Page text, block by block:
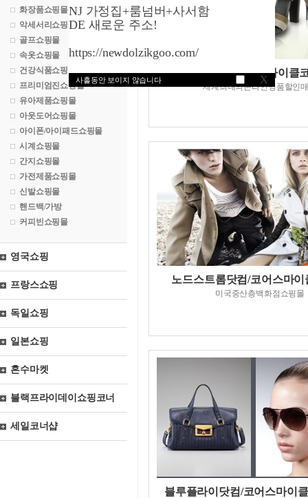
NJ 가정집+룸넘버+사서함
DE 새로운 주소!
https://newdolzikgoo.com/
사흘동안 보이지 않습니다 X
화장품쇼핑몰
악세서리쇼핑몰
골프쇼핑몰
속옷쇼핑몰
건강식품쇼핑몰
프리미엄진쇼핑몰
유아제품쇼핑몰
아웃도어쇼핑몰
아이폰/아이패드쇼핑몰
시계쇼핑몰
간지쇼핑몰
가전제품쇼핑몰
신발쇼핑몰
핸드백/가방
커피빈쇼핑몰
영국쇼핑
프랑스쇼핑
독일쇼핑
일본쇼핑
혼수마켓
블랙프라이데이쇼핑코너
세일코너샵
육스닷컴/코어스마이클
세계최대의온라인명품할인
노드스트롬닷컴/코어스마이
미국중산층백화점쇼핑몰
블루플라이닷컴/코어스마이